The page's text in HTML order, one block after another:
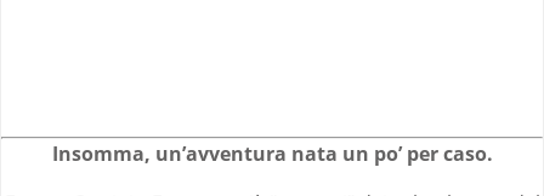
Insomma, un’avventura nata un po’ per caso.